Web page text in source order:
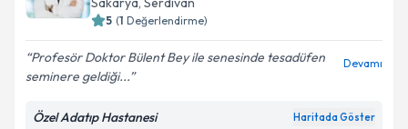
5 (1 Değerlendirme)
Profesör Doktor Bülent Bey ile senesinde tesadüfen
seminere geldiği...
Devamı
Özel Adatıp Hastanesi Haritada Göster